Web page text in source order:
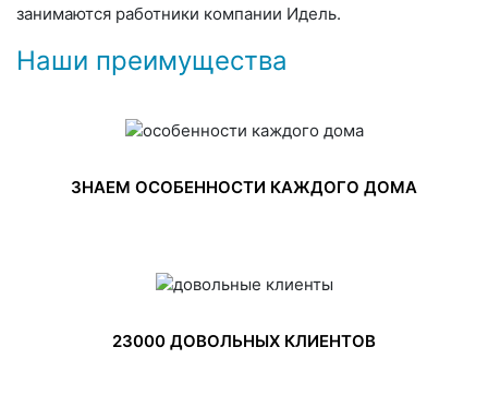
занимаются работники компании Идель.
Наши преимущества
ЗНАЕМ ОСОБЕННОСТИ КАЖДОГО ДОМА
23000 ДОВОЛЬНЫХ КЛИЕНТОВ